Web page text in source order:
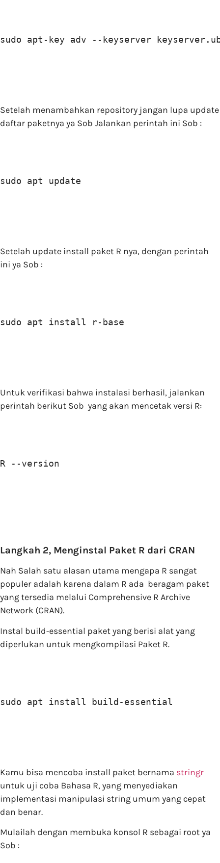
sudo apt-key adv --keyserver
Setelah menambahkan repository jangan lupa update
daftar paketnya ya Sob Jalankan perintah ini Sob :
sudo apt update
Setelah update install paket R nya, dengan perintah
ini ya Sob :
sudo apt install r-base
Untuk verifikasi bahwa instalasi berhasil, jalankan
perintah berikut Sob yang akan mencetak versi R:
R --version
Langkah 2, Menginstal Paket R dari CRAN
Nah Salah satu alasan utama mengapa R sangat
populer adalah karena dalam R ada beragam paket
yang tersedia melalui Comprehensive R Archive
Network (CRAN).
Instal build-essential paket yang berisi alat yang
diperlukan untuk mengkompilasi Paket R.
sudo apt install build-essential
Kamu bisa mencoba install paket bernama stringr
untuk uji coba Bahasa R, yang menyediakan
implementasi manipulasi string umum yang cepat
dan benar.
Mulailah dengan membuka konsol R sebagai root ya
Sob :